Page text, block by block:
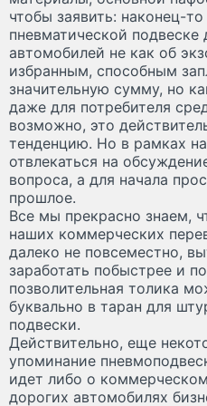
чтобы заявить: наконец-
пневматической подвеске
автомобилей не как об
избранным, способным
значительную сумму, но
даже для потребителя
возможно, это
тенденцию. Но в рамках
отвлекаться на
вопроса, а для начала
прошлое.
Все мы прекрасно знаем,
наших коммерческих
далеко не повсеместно,
заработать побыстрее и
позволительная толика
буквально в таран для
подвески.
Действительно, еще
упоминание
идет либо о
дорогих автомобилях